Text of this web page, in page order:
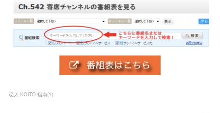
恋人-KOITO-指南(1)